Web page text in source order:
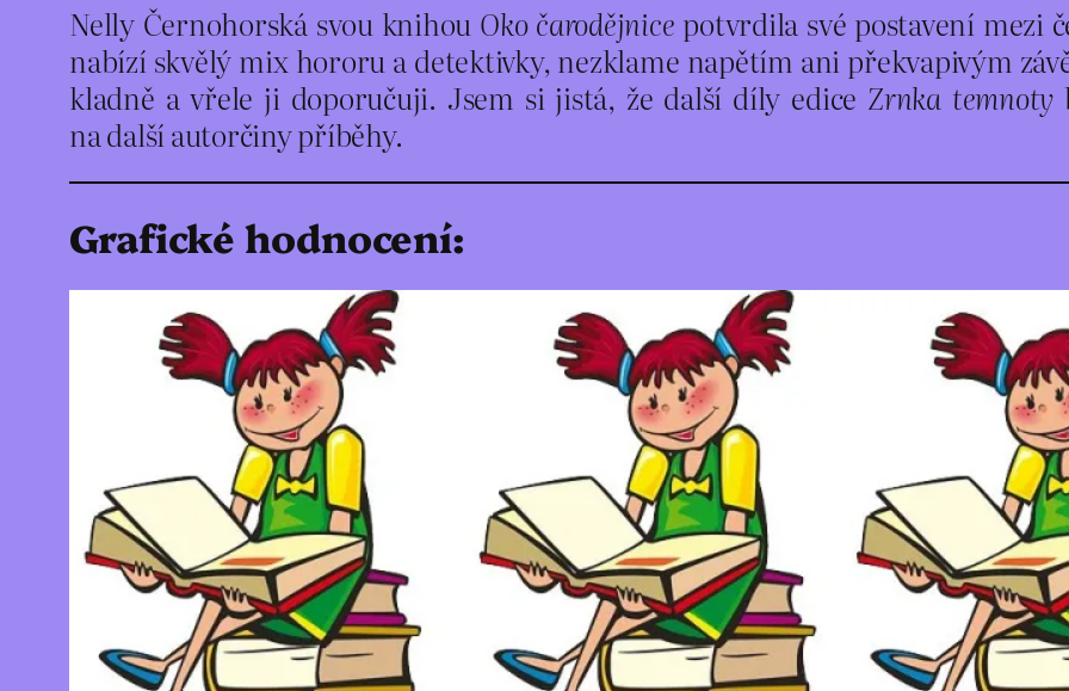
Nelly Černohorská svou knihou Oko čarodějnice potvrdila své postavení
nabízí skvělý mix hororu a detektivky, nezklame napětím ani překvapivým
kladně a vřele ji doporučuji. Jsem si jistá, že další díly edice Zrnka temnoty
na další autorčiny příběhy.
Grafické hodnocení: